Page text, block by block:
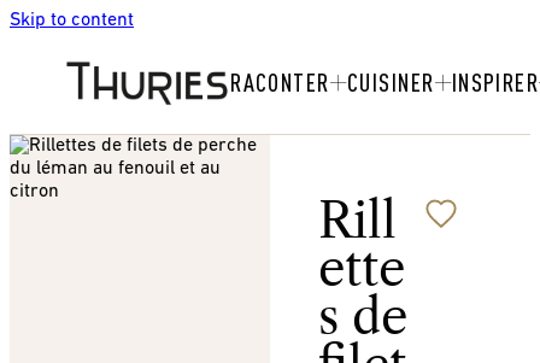
Skip to content
RACONTER CUISINER INSPIRER
Rill
ette
s de